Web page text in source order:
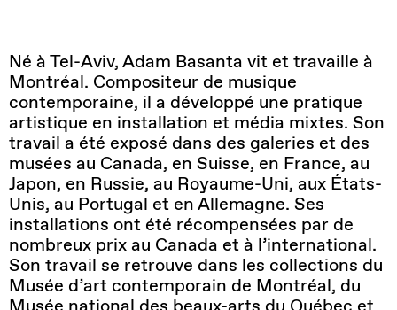
Né à Tel-Aviv, Adam Basanta vit et travaille à
Montréal. Compositeur de musique
contemporaine, il a développé une pratique
artistique en installation et média mixtes. Son
travail a été exposé dans des galeries et des
musées au Canada, en Suisse, en France, au
Japon, en Russie, au Royaume-Uni, aux États-
Unis, au Portugal et en Allemagne. Ses
installations ont été récompensées par de
nombreux prix au Canada et à l’international.
Son travail se retrouve dans les collections du
Musée d’art contemporain de Montréal, du
Musée national des beaux-arts du Québec et